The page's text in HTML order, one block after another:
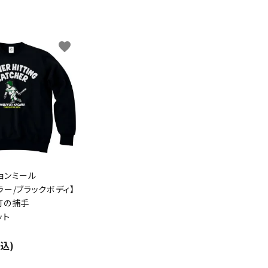
ンミール
/ブラックボディ】
の捕手
)
favorite